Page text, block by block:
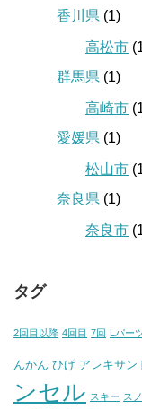
香川県 (1)
高松市
群馬県 (1)
高崎市
愛媛県 (1)
松山市
奈良県 (1)
奈良市
タグ
2回目以降 4回目 7回 Lパー
んかん ひげ アレキサン
ンセル スキー ス